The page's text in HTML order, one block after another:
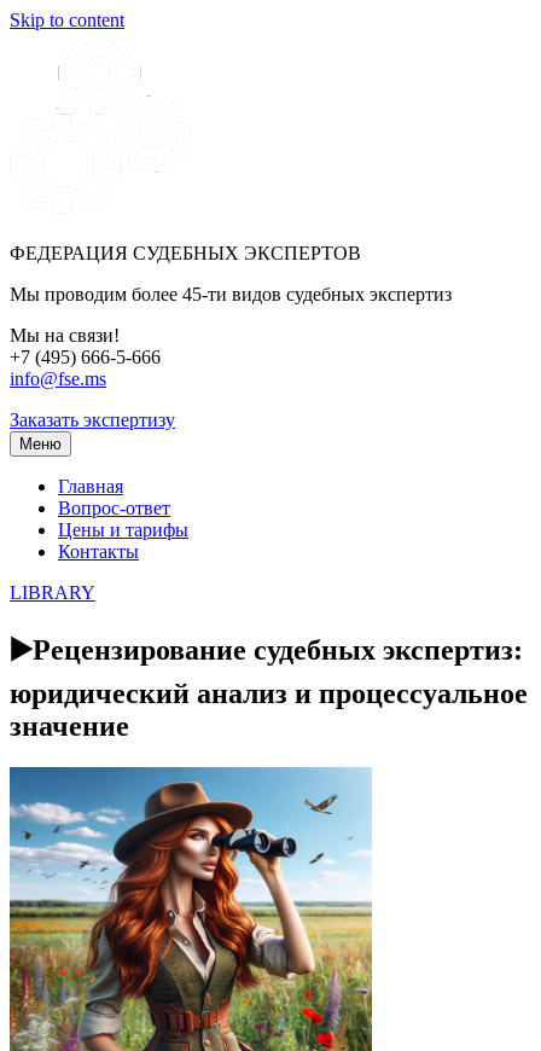
Skip to content
ФЕДЕРАЦИЯ СУДЕБНЫХ ЭКСПЕРТОВ
Мы проводим более 45-ти видов судебных экспертиз
Мы на связи!
+7 (495) 666-5-666
info@fse.ms
Заказать экспертизу
Меню
Главная
Вопрос-ответ
Цены и тарифы
Контакты
LIBRARY
▶️Рецензирование судебных экспертиз:
юридический анализ и процессуальное
значение